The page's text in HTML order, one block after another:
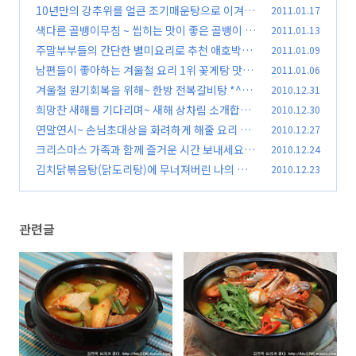
10년만의 강추위를 얼큰 조기매운탕으로 이겨내
세요 *^^* (72)
2011.01.17
색다른 골뱅이무침 ~ 씹히는 맛이 좋은 골뱅이 콩
나물무침 *^^* (85)
2011.01.13
주말부부들의 간단한 별미요리로 추천 애호박찌
개*^^* (42)
2011.01.09
남편들이 좋아하는 겨울철 요리 1위 꽃게탕 맛있
게 끓이기 *^^* (98)
2011.01.06
겨울철 원기회복을 위해~ 한방 전복갈비탕 *^^*
(84)
2010.12.31
희망찬 새해를 기다리며~ 새해 상차림 소개합니
다 *^^*
(88)
2010.12.30
연말연시~ 손님초대상을 화려하게 해줄 요리 3가
지 *^^*
(94)
2010.12.27
크리스마스 가족과 함께 즐거운 시간 보내세요*^
^*
(110)
2010.12.24
김치닭볶음탕(닭도리탕)에 무너져버린 나의 다
2010.12.23
관련글